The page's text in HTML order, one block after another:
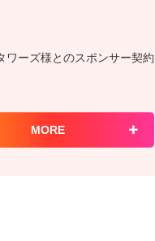
ワーズ様とのスポンサー契約
MORE